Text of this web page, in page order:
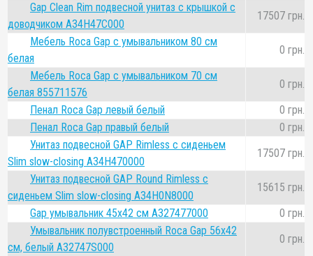
Gap Clean Rim подвесной унитаз с крышкой с
доводчиком A34H47C000
17507 грн.
Мебель Roca Gap с умывальником 80 см
белая
0 грн.
Мебель Roca Gap с умывальником 70 см
белая 855711576
0 грн.
Пенал Roca Gap левый белый
0 грн.
Пенал Roca Gap правый белый
0 грн.
Унитаз подвесной GAP Rimless с сиденьем
Slim slow-closing A34H470000
17507 грн.
Унитаз подвесной GAP Round Rimless с
сиденьем Slim slow-closing A34H0N8000
15615 грн.
Gap умывальник 45x42 см A327477000
0 грн.
Умывальник полувстроенный Roca Gap 56х42
см, белый A32747S000
0 грн.